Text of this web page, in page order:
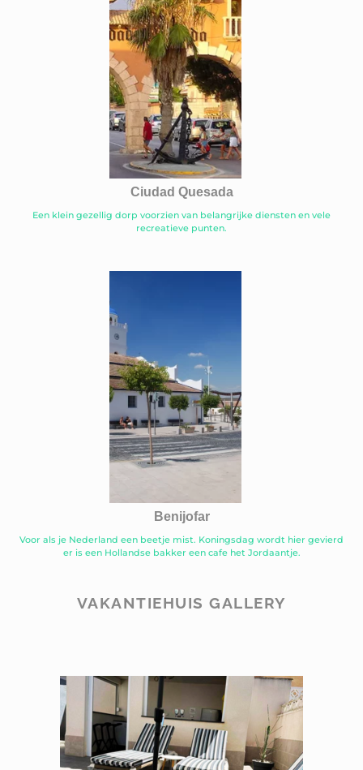
Ciudad Quesada
Een klein gezellig dorp voorzien van belangrijke diensten en vele
recreatieve punten.
Benijofar
Voor als je Nederland een beetje mist. Koningsdag wordt hier gevierd
er is een Hollandse bakker een cafe het Jordaantje.
VAKANTIEHUIS GALLERY